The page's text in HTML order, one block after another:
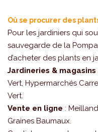
Où se procurer des
Pour les jardiniers qui
sauvegarde de la
d’acheter des plants en
Jardineries &
Vert, Hypermarchés
Vert.
Vente en ligne :
Graines Baumaux.